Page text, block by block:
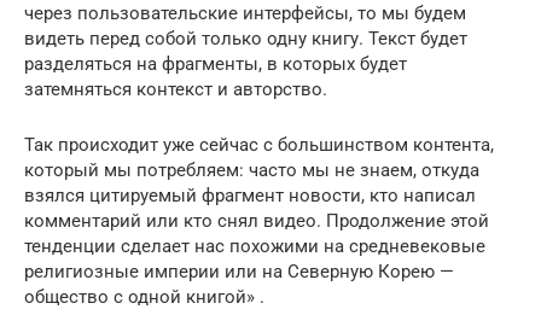
через пользовательские интерфейсы, то мы будем
видеть перед собой только одну книгу. Текст будет
разделяться на фрагменты, в которых будет
затемняться контекст и авторство.
Так происходит уже сейчас с большинством контента,
который мы потребляем: часто мы не знаем, откуда
взялся цитируемый фрагмент новости, кто написал
комментарий или кто снял видео. Продолжение этой
тенденции сделает нас похожими на средневековые
религиозные империи или на Северную Корею —
общество с одной книгой» .